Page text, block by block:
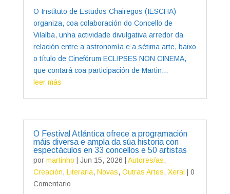
O Instituto de Estudos Chairegos (IESCHA)
organiza, coa colaboración do Concello de
Vilalba, unha actividade divulgativa arredor da
relación entre a astronomía e a sétima arte, baixo
o título de Cinefórum ECLIPSES NON CINEMA,
que contará coa participación de Martin...
leer más
O Festival Atlántica ofrece a programación
máis diversa e ampla da súa historia con
espectáculos en 33 concellos e 50 artistas
por martinho Jun 15, 2026 Autores/as,
Creación, Literaria, Novas, Outras Artes, Xeral
| 0
Comentario